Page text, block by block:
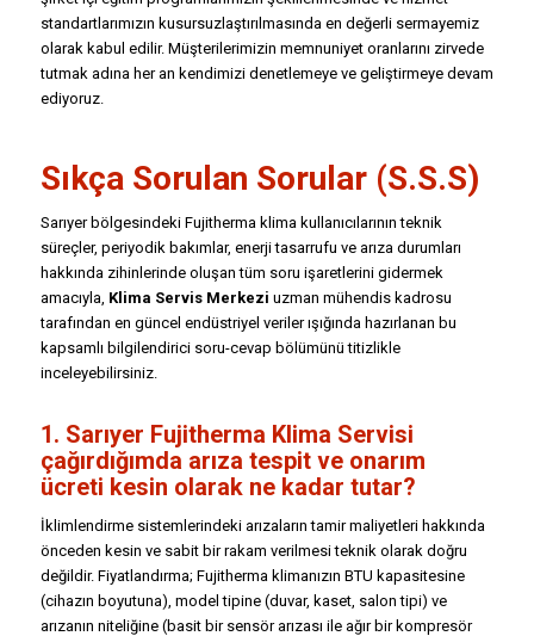
standartlarımızın kusursuzlaştırılmasında en değerli sermayemiz
olarak kabul edilir. Müşterilerimizin memnuniyet oranlarını zirvede
tutmak adına her an kendimizi denetlemeye ve geliştirmeye devam
ediyoruz.
Sıkça Sorulan Sorular (S.S.S)
Sarıyer bölgesindeki Fujitherma klima kullanıcılarının teknik
süreçler, periyodik bakımlar, enerji tasarrufu ve arıza durumları
hakkında zihinlerinde oluşan tüm soru işaretlerini gidermek
amacıyla, Klima Servis Merkezi uzman mühendis kadrosu
tarafından en güncel endüstriyel veriler ışığında hazırlanan bu
kapsamlı bilgilendirici soru-cevap bölümünü titizlikle
inceleyebilirsiniz.
1. Sarıyer Fujitherma Klima Servisi
çağırdığımda arıza tespit ve onarım
ücreti kesin olarak ne kadar tutar?
İklimlendirme sistemlerindeki arızaların tamir maliyetleri hakkında
önceden kesin ve sabit bir rakam verilmesi teknik olarak doğru
değildir. Fiyatlandırma; Fujitherma klimanızın BTU kapasitesine
(cihazın boyutuna), model tipine (duvar, kaset, salon tipi) ve
arızanın niteliğine (basit bir sensör arızası ile ağır bir kompresör